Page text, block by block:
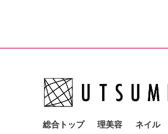
シ
ョ
ン
総合トップ 理美容 ネイル